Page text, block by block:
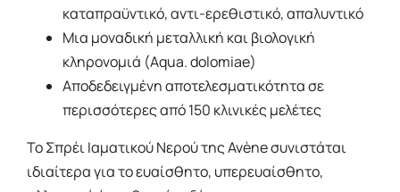
καταπραϋντικό, αντι-ερεθιστικό, απαλυντικό
Μια μοναδική μεταλλική και βιολογική
κληρονομιά (Aqua. dolomiae)
Αποδεδειγμένη αποτελεσματικότητα σε
περισσότερες από 150 κλινικές μελέτες
Το Σπρέι Ιαματικού Νερού της Avène συνιστάται
ιδιαίτερα για το ευαίσθητο, υπερευαίσθητο,